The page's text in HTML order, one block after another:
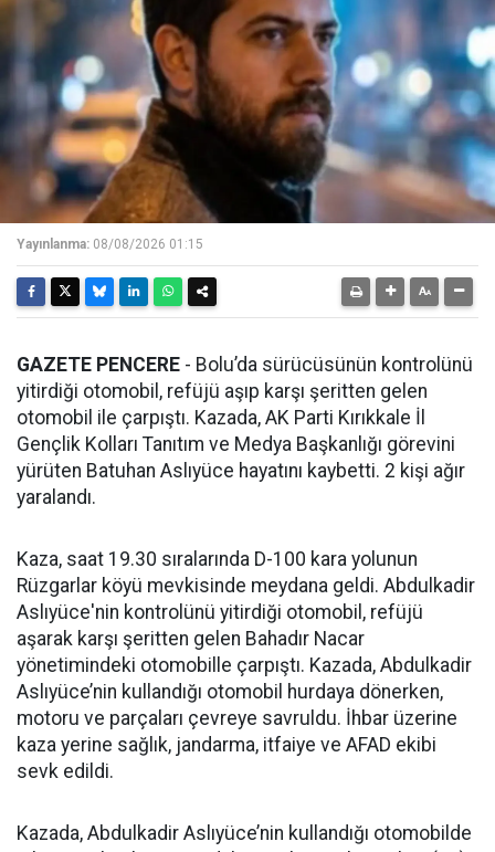
Yayınlanma: 08/08/2026 01:15
GAZETE PENCERE - Bolu’da sürücüsünün kontrolünü
yitirdiği otomobil, refüjü aşıp karşı şeritten gelen
otomobil ile çarpıştı. Kazada, AK Parti Kırıkkale İl
Gençlik Kolları Tanıtım ve Medya Başkanlığı görevini
yürüten Batuhan Aslıyüce hayatını kaybetti. 2 kişi ağır
yaralandı.
Kaza, saat 19.30 sıralarında D-100 kara yolunun
Rüzgarlar köyü mevkisinde meydana geldi. Abdulkadir
Aslıyüce'nin kontrolünü yitirdiği otomobil, refüjü
aşarak karşı şeritten gelen Bahadır Nacar
yönetimindeki otomobille çarpıştı. Kazada, Abdulkadir
Aslıyüce’nin kullandığı otomobil hurdaya dönerken,
motoru ve parçaları çevreye savruldu. İhbar üzerine
kaza yerine sağlık, jandarma, itfaiye ve AFAD ekibi
sevk edildi.
Kazada, Abdulkadir Aslıyüce’nin kullandığı otomobilde